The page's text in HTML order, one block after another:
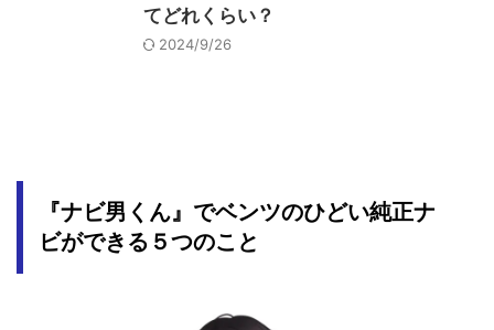
てどれくらい？
2024/9/26
『ナビ男くん』でベンツのひどい純正ナ
ビができる５つのこと